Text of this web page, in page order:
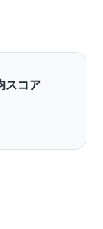
スコア